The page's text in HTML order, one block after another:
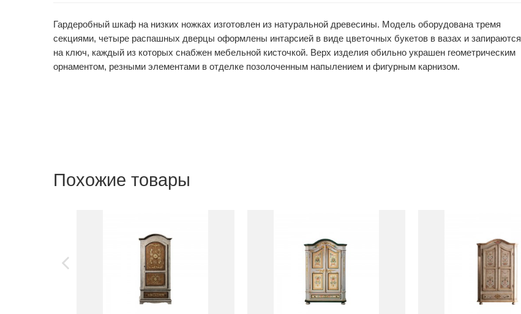
Гардеробный шкаф на низких ножках изготовлен из натуральной древесины. Модель оборудована тремя
секциями, четыре распашных дверцы оформлены интарсией в виде цветочных букетов в вазах и запираются
на ключ, каждый из которых снабжен мебельной кисточкой. Верх изделия обильно украшен геометрическим
орнаментом, резными элементами в отделке позолоченным напылением и фигурным карнизом.
Похожие товары